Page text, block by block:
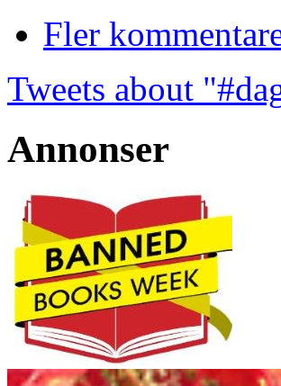
Fler
Tweets about
Annonser